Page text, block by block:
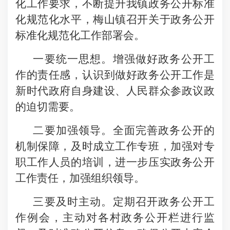
化工作要求，不断提升我镇政务公开标准
化规范化水平，梅山镇召开关于政务公开
标准化规范化工作部署会。
一要统一思想。增强做好政务公开工
作的责任感，认识到做好政务公开工作是
新时代政府自身建设、人民群众参政议政
的迫切需要。
二要加强领导。全面完善政务公开的
机制保障，及时成立工作专班，加强对专
职工作人员的培训，进一步压实政务公开
工作责任，加强组织领导。
三要及时主动。定期召开政务公开工
作例会，主动对各村政务公开栏进行监